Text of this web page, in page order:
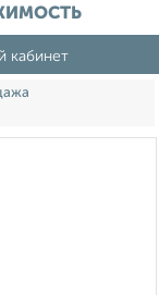
кабинет